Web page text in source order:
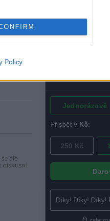
Policy
na
ale
diskusní